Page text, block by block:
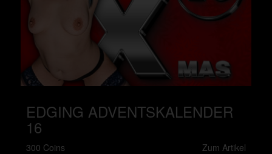
EDGING ADVENTSKALENDER
16
300 Coins Zum Artikel